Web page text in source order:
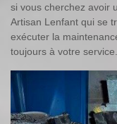
si vous cherchez avoir
Artisan Lenfant qui se
exécuter la
toujours à votre service.